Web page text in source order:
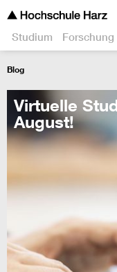
Studium Forschung
Blog
Virtuelle
August!